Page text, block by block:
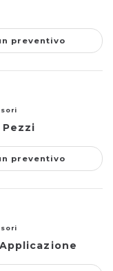
preventivo
Pezzi
preventivo